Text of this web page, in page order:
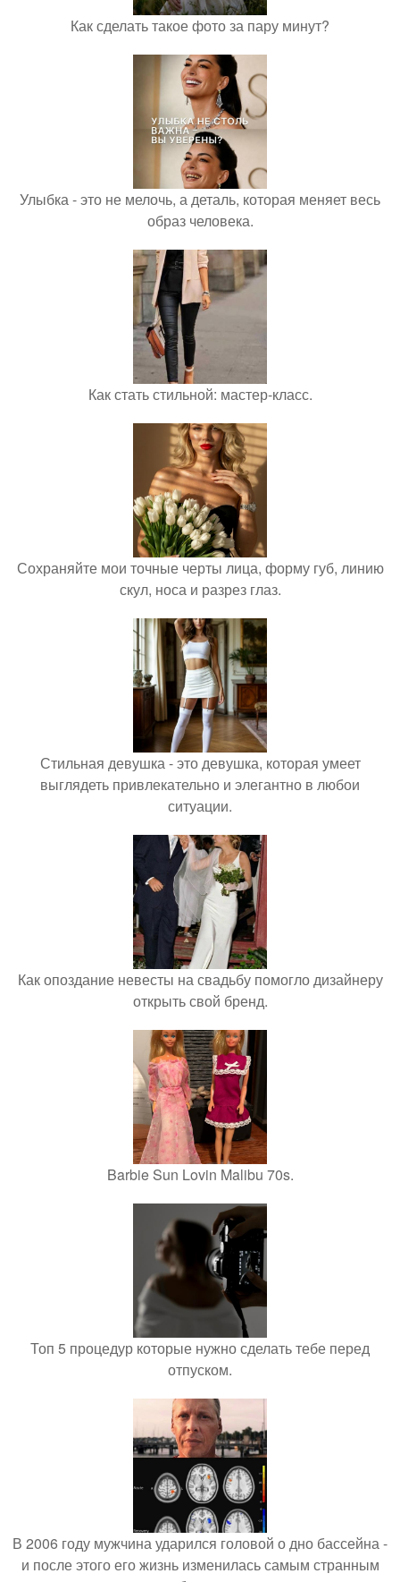
Как сделать такое фото за пару минут?
Улыбка - это не мелочь, а деталь, которая меняет весь
образ человека.
Как стать стильной: мастер-класс.
Сохраняйте мои точные черты лица, форму губ, линию
скул, носа и разрез глаз.
Стильная девушка - это девушка, которая умеет
выглядеть привлекательно и элегантно в любои
ситуации.
Как опоздание невесты на свадьбу помогло дизайнеру
открыть свой бренд.
Barbie Sun Lovin Malibu 70s.
Топ 5 процедур которые нужно сделать тебе перед
отпуском.
В 2006 году мужчина ударился головой о дно бассейна -
и после этого его жизнь изменилась самым странным